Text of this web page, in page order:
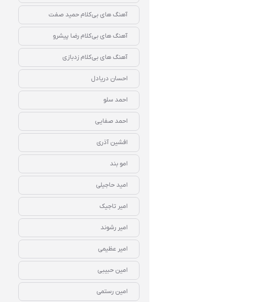
آهنگ‌ های بی‌کلام حمید صفت
آهنگ‌ های بی‌کلام رضا پیشرو
آهنگ‌ های بی‌کلام زدبازی
احسان دریادل
احمد سلو
احمد صفایی
افشین آذری
امو بند
امید حاجیلی
امیر تاجیک
امیر رشوند
امیر عظیمی
امین حبیبی
امین رستمی